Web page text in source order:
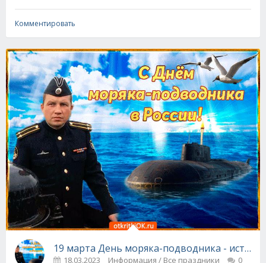
Комментировать
19 марта День моряка-подводника -
18.03.2023 Информация / Все праздники 0